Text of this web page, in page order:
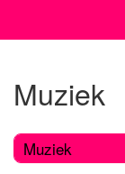
Muziek
Muziek